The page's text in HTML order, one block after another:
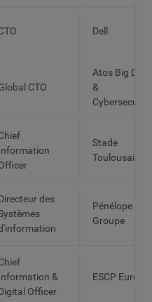
Dell
CTO
Atos Big Data
&
Cybersecurity
Stade
Toulousain
des
Pénélope
Groupe
&
Officer
ESCP Europe